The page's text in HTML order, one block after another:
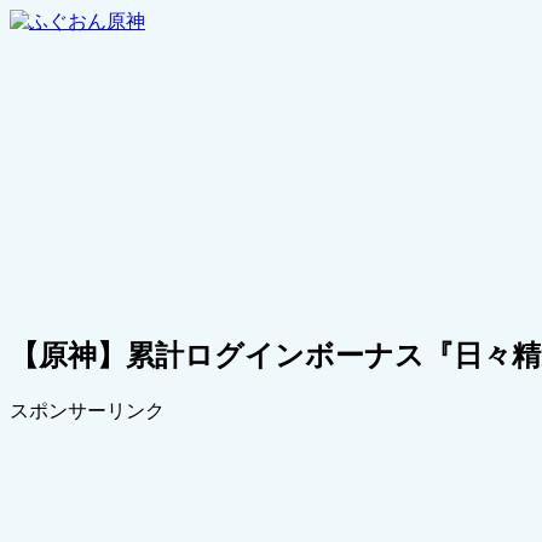
【原神】累計ログインボーナス『日々
スポンサーリンク